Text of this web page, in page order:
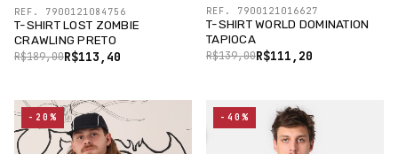
T-SHIRT LOST ZOMBIE
CRAWLING PRETO
R$113,40
R$189,00
REF. 7900121084756
T-SHIRT WORLD DOMINATION
TAPIOCA
R$111,20
R$139,00
REF. 7900121016627
-20% -40%